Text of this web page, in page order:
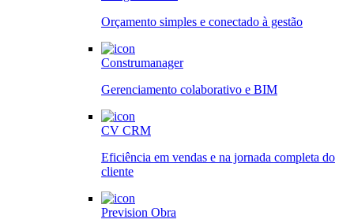
Orçamento simples e conectado à gestão
Construmanager
Gerenciamento colaborativo e BIM
CV CRM
Eficiência em vendas e na jornada completa do
cliente
Prevision Obra